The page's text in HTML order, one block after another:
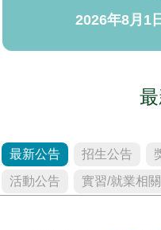
2026年8月1
最新公告 招生公告
活動公告
實習/就業相關